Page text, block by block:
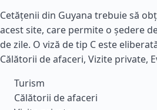
Cetățenii din Guyana trebuie să
acest site, care permite o ședere
de zile. O viză de tip C este
Călătorii de afaceri, Vizite private,
Turism
Călătorii de afaceri